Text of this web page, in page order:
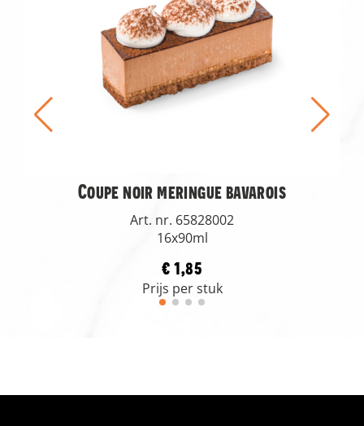
Coupe noir meringue bavarois
Art. nr. 65828002
16x90ml
€ 1,85
Prijs per stuk